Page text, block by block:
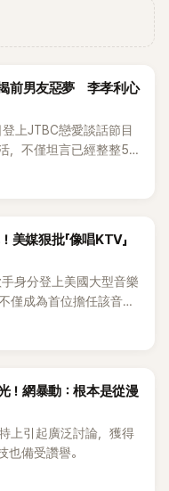
前男友惡夢 李孝利心
上JTBC戀愛談話節目
，不僅坦言已經整整5
原因，全與上一段戀情
媒狠批「像唱KTV」
身分登上美國大型音樂
僅成為首位擔任該音樂
歌手，寫下全新紀
！網暴動：根本是從漫
上引起廣泛討論，獲得
備受讚譽。